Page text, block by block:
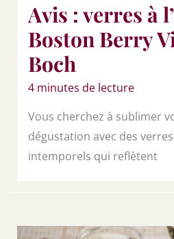
Avis : verres à
Boston Berry
Boch
4 minutes de lecture
Vous cherchez à sublimer
dégustation avec des
intemporels qui reflètent